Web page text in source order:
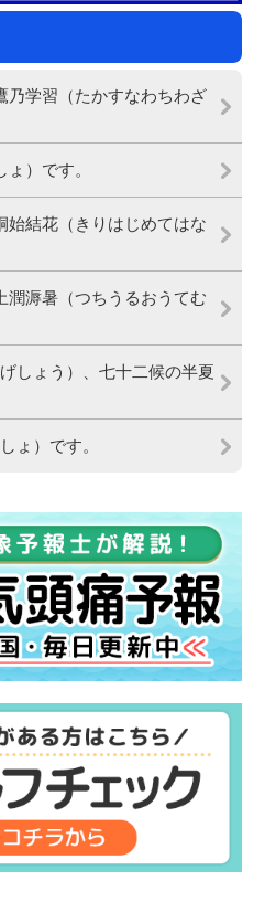
乃学習（たかすなわちわざ
）です。
始結花（きりはじめてはな
潤溽暑（つちうるおうてむ
しょう）、七十二候の半夏
ょ）です。